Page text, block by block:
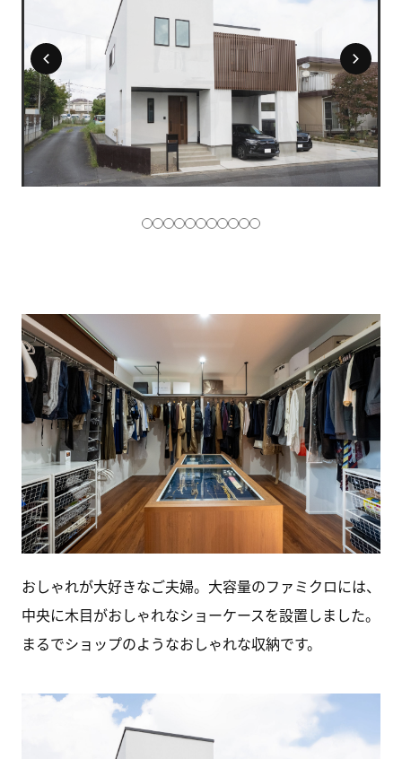
おしゃれが大好きなご夫婦。大容量のファミクロには、
中央に木目がおしゃれなショーケースを設置しました。
まるでショップのようなおしゃれな収納です。